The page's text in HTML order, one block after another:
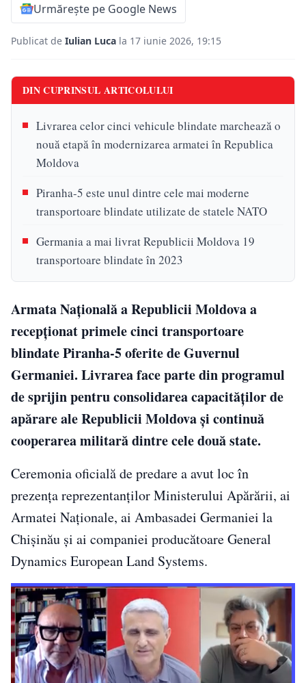
Urmărește pe Google News
Publicat de Iulian Luca la 17 iunie 2026, 19:15
DIN CUPRINSUL ARTICOLULUI
Livrarea celor cinci vehicule blindate marchează o
nouă etapă în modernizarea armatei în Republica
Moldova
Piranha-5 este unul dintre cele mai moderne
transportoare blindate utilizate de statele NATO
Germania a mai livrat Republicii Moldova 19
transportoare blindate în 2023
Armata Națională a Republicii Moldova a
recepționat primele cinci transportoare
blindate Piranha-5 oferite de Guvernul
Germaniei. Livrarea face parte din programul
de sprijin pentru consolidarea capacităților de
apărare ale Republicii Moldova și continuă
cooperarea militară dintre cele două state.
Ceremonia oficială de predare a avut loc în
prezența reprezentanților Ministerului Apărării, ai
Armatei Naționale, ai Ambasadei Germaniei la
Chișinău și ai companiei producătoare General
Dynamics European Land Systems.